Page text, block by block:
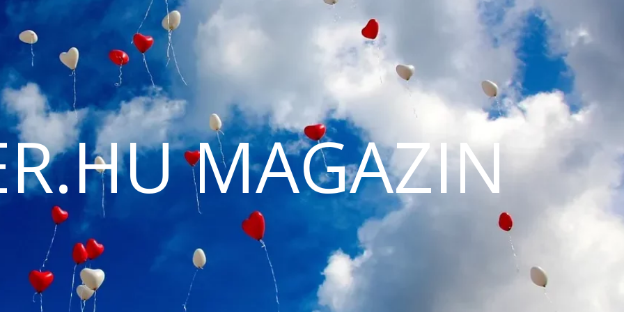
MAGAZIN